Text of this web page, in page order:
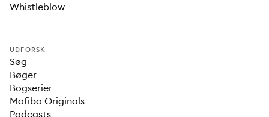
Whistleblow
UDFORSK
Søg
Bøger
Bogserier
Mofibo Originals
Podcasts